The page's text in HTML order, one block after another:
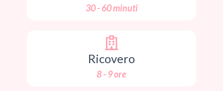
30 - 60 minuti
Ricovero
8 - 9 ore